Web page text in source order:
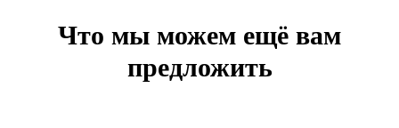
Что мы можем ещё вам
предложить